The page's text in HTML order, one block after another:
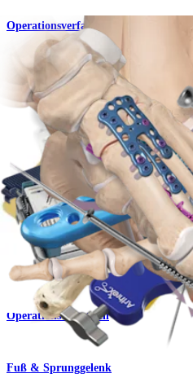
Operationsverfahren
Fuß & Sprunggelenk
MaxForce™ MTP-Platten
Produkt
Fuß & Sprunggelenk
Metatarsale
Operationsverfahren
Fuß & Sprunggelenk